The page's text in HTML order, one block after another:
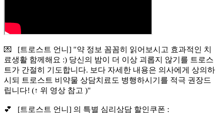
💌 [트로스트 언니] "약 정보 꼼꼼히 읽어보시고 효과적인 치
료생활 함께해요 :) 당신의 밤이 더 이상 괴롭지 않기를 트로스
트가 간절히 기도합니다. 보다 자세한 내용은 의사에게 상의하
시되 트로스트 비약물 상담치료도 병행하시기를 적극 권장드
립니다! (↑ 위 영상 참고 )"
💕 [트로스트 언니] 의 특별 심리상담 할인쿠폰 :